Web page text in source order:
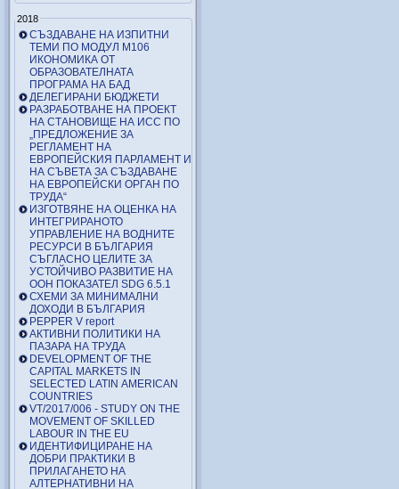
2018
СЪЗДАВАНЕ НА ИЗПИТНИ
ТЕМИ ПО МОДУЛ М106
ИКОНОМИКА ОТ
ОБРАЗОВАТЕЛНАТА
ПРОГРАМА НА БАД
ДЕЛЕГИРАНИ БЮДЖЕТИ
РАЗРАБОТВАНЕ НА ПРОЕКТ
НА СТАНОВИЩЕ НА ИСС ПО
„ПРЕДЛОЖЕНИЕ ЗА
РЕГЛАМЕНТ НА
ЕВРОПЕЙСКИЯ ПАРЛАМЕНТ И
НА СЪВЕТА ЗА СЪЗДАВАНЕ
НА ЕВРОПЕЙСКИ ОРГАН ПО
ТРУДА“
ИЗГОТВЯНЕ НА ОЦЕНКА НА
ИНТЕГРИРАНОТО
УПРАВЛЕНИЕ НА ВОДНИТЕ
РЕСУРСИ В БЪЛГАРИЯ
СЪГЛАСНО ЦЕЛИТЕ ЗА
УСТОЙЧИВО РАЗВИТИЕ НА
ООН ПОКАЗАТЕЛ SDG 6.5.1
СХЕМИ ЗА МИНИМАЛНИ
ДОХОДИ В БЪЛГАРИЯ
PEPPER V report
АКТИВНИ ПОЛИТИКИ НА
ПАЗАРА НА ТРУДА
DEVELOPMENT OF THE
CAPITAL MARKETS IN
SELECTED LATIN AMERICAN
COUNTRIES
VT/2017/006 - STUDY ON THE
MOVEMENT OF SKILLED
LABOUR IN THE EU
ИДЕНТИФИЦИРАНЕ НА
ДОБРИ ПРАКТИКИ В
ПРИЛАГАНЕТО НА
АЛТЕРНАТИВНИ НА